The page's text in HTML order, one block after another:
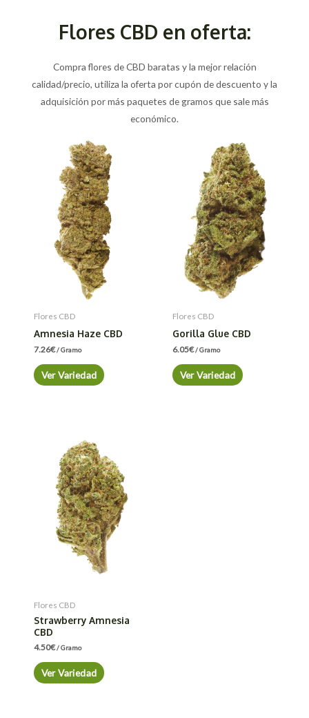
Flores CBD en oferta:
Compra flores de CBD baratas y la mejor relación
calidad/precio, utiliza la oferta por cupón de descuento y la
adquisición por más paquetes de gramos que sale más
económico.
Flores CBD
Amnesia Haze CBD
7.26€/ Gramo
Ver Variedad
Flores CBD
Gorilla Glue CBD
6.05€/ Gramo
Ver Variedad
Flores CBD
Strawberry Amnesia
CBD
4.50€/ Gramo
Ver Variedad